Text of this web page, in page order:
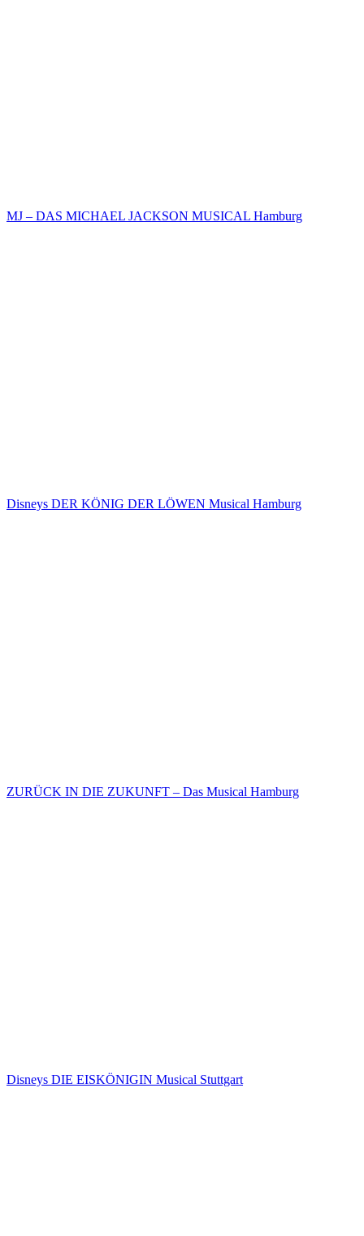
MJ – DAS MICHAEL JACKSON MUSICAL Hamburg
Disneys DER KÖNIG DER LÖWEN Musical Hamburg
ZURÜCK IN DIE ZUKUNFT – Das Musical Hamburg
Disneys DIE EISKÖNIGIN Musical Stuttgart